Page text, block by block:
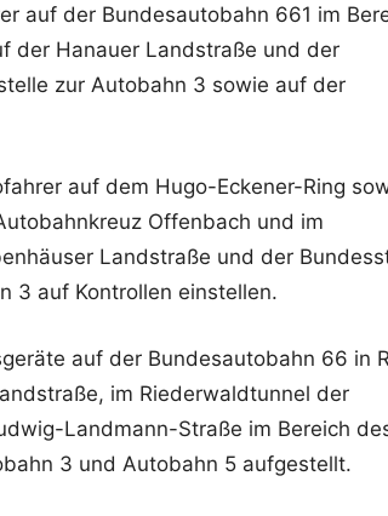
auf der Bundesautobahn 661 im
der Hanauer Landstraße und der
zur Autobahn 3 sowie auf der
auf dem Hugo-Eckener-Ring
Offenbach und im
Landstraße und der
3 auf Kontrollen einstellen.
auf der Bundesautobahn 66 in
im Riederwaldtunnel der
Landmann-Straße im Bereich
3 und Autobahn 5 aufgestellt.